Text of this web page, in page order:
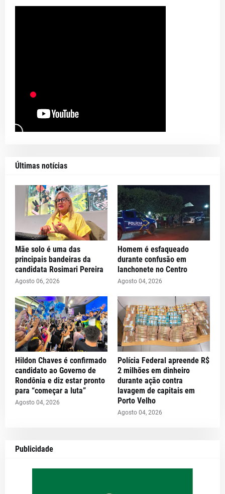
Últimas notícias
Mãe solo é uma das
principais bandeiras da
candidata Rosimari Pereira
Agosto 06, 2026
Homem é esfaqueado
durante confusão em
lanchonete no Centro
Agosto 04, 2026
Hildon Chaves é confirmado
candidato ao Governo de
Rondônia e diz estar pronto
para “começar a luta”
Agosto 04, 2026
Polícia Federal apreende R$
2 milhões em dinheiro
durante ação contra
lavagem de capitais em
Porto Velho
Agosto 04, 2026
Publicidade